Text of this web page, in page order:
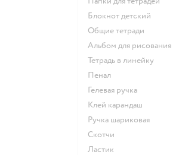
Блокнот детский
Общие тетради
Альбом для рисования
Тетрадь в линейку
Пенал
Гелевая ручка
Клей карандаш
Ручка шариковая
Скотчи
Ластик